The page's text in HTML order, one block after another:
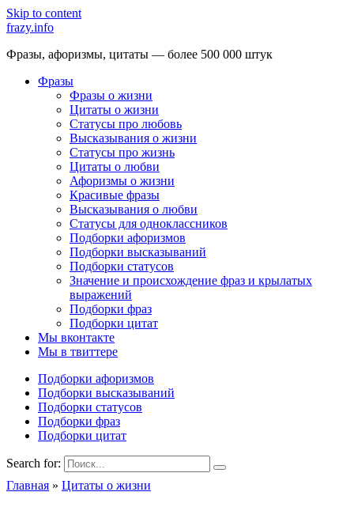
Skip to content
frazy.info
Фразы, афоризмы, цитаты — более 500 000 штук
Фразы
Фразы о жизни
Цитаты о жизни
Статусы про любовь
Высказывания о жизни
Статусы про жизнь
Цитаты о любви
Афоризмы о жизни
Красивые фразы
Высказывания о любви
Статусы для одноклассников
Подборки афоризмов
Подборки высказываний
Подборки статусов
Значение и происхождение фраз и крылатых
выражений
Подборки фраз
Подборки цитат
Мы вконтакте
Мы в твиттере
Подборки афоризмов
Подборки высказываний
Подборки статусов
Подборки фраз
Подборки цитат
Search for:
Главная » Цитаты о жизни